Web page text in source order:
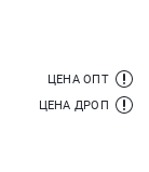
ЦЕНА ОПТ
ЦЕНА ДРОП